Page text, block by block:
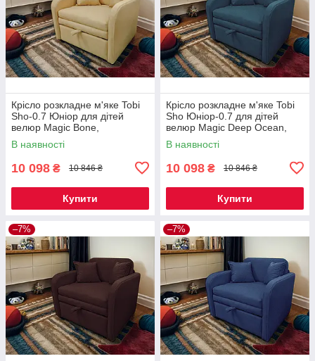
Крісло розкладне м'яке Tobi
Sho-0.7 Юніор для дітей
велюр Magic Bone,
880х800х800 мм
В наявності
10 098 ₴ 10 846 ₴
Купити
Крісло розкладне м'яке Tobi
Sho Юніор-0.7 для дітей
велюр Magic Deep Ocean,
880х800х800 мм
В наявності
10 098 ₴ 10 846 ₴
Купити
–7% –7%